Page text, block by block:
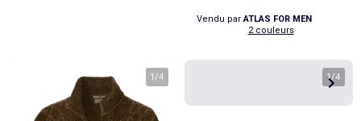
Vendu parATLAS FOR MEN
2 couleurs
1/4 1/4